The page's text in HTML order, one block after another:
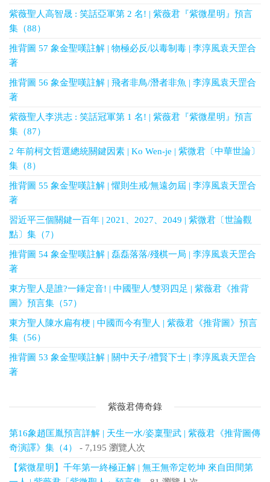
紫薇聖人高智晟 : 笑話亞軍第 2 名! | 紫薇君『紫微星明』預言
集（88）
推背圖 57 象金聖嘆註解 | 物極必反/以毒制毒 | 李淳風袁天罡合
著
推背圖 56 象金聖嘆註解 | 飛者非鳥/潛者非魚 | 李淳風袁天罡合
著
紫薇聖人李洪志 : 笑話冠軍第 1 名! | 紫薇君『紫微星明』預言
集（87）
2 年前柯文哲選總統關鍵因素 | Ko Wen-je | 紫微君〔中華世論〕
集（8）
推背圖 55 象金聖嘆註解 | 懼則生戒/無遠勿屆 | 李淳風袁天罡合
著
習近平三個關鍵一百年 | 2021、2027、2049 | 紫微君〔世論觀
點〕集（7）
推背圖 54 象金聖嘆註解 | 磊磊落落/殘棋一局 | 李淳風袁天罡合
著
東方聖人是誰?一錘定音! | 中國聖人/雙羽四足 | 紫薇君《推背
圖》預言集（57）
東方聖人陳水扁有梗 | 中國而今有聖人 | 紫薇君《推背圖》預言
集（56）
推背圖 53 象金聖嘆註解 | 關中天子/禮賢下士 | 李淳風袁天罡合
著
紫薇君傳奇錄
第16象趙匡胤預言詳解 | 天生一水/姿稟聖武 | 紫薇君《推背圖傳
奇演譯》集（4）
- 7,195 瀏覽人次
【紫微星明】千年第一終極正解 | 無王無帝定乾坤 來自田間第